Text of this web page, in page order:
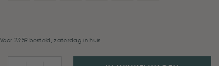
Voor 23:59 besteld, zaterdag in huis